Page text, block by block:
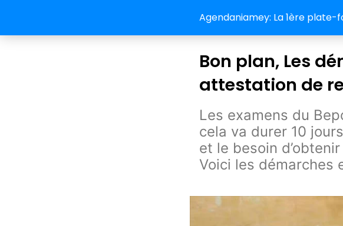
Agendaniamey: La 1ère
Bon plan, Les
attestation de
Les examens du
cela va durer 10
et le besoin
Voici les démarches